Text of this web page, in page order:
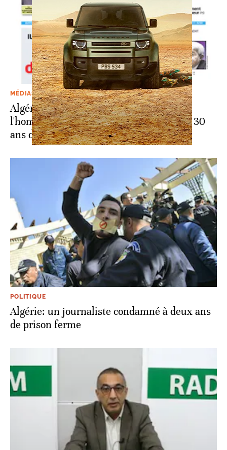
MÉDIAS
Algérie: fermeture du journal Liberté de
l'homme le plus riche du Maghreb après 30
ans d'existence
POLITIQUE
Algérie: un journaliste condamné à deux ans
de prison ferme